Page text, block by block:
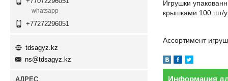
Игрушки
крышками 100 шт/
Ассортимент
Информация
whatsapp
+77272296051
tdsagyz.kz
ns@tdsagyz.kz